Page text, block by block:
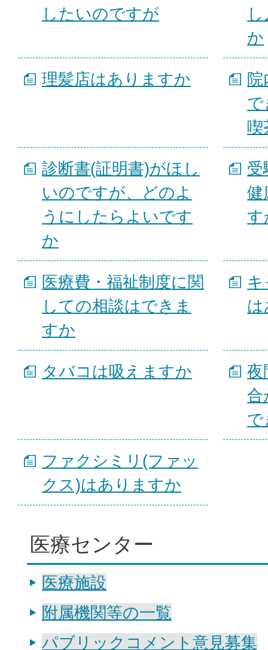
したいのですが
か
理髪店はありますか
で
喫
診断書(証明書)がほし
いのですが、どのよ
うにしたらよいです
か
受
健
す
医療費・福祉制度に関
しての相談はできま
すか
タバコは吸えますか
夜
合
で
ファクシミリ(ファッ
クス)はありますか
医療センター
医療施設
附属機関等の一覧
パブリックコメント意見募集